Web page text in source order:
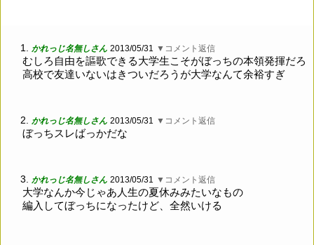
1. かれっじ名無しさん 2013/05/31 ▼コメント返信
むしろ自由を謳歌できる大学生こそがぼっちの本領発揮だろ
高校で友達いないはきついだろうが大学なんて余裕すぎ
2. かれっじ名無しさん 2013/05/31 ▼コメント返信
ぼっちスレばっかだな
3. かれっじ名無しさん 2013/05/31 ▼コメント返信
大学なんか今じゃあ人生の夏休みみたいなもの
編入してぼっちになったけど、全然いける